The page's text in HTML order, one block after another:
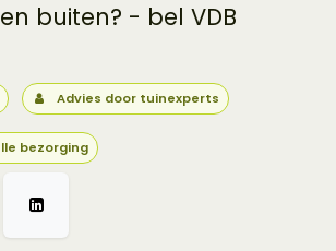
buiten? - bel VDB
Advies door tuinexperts
bezorging